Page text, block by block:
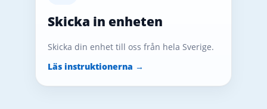
Skicka in enheten
Skicka din enhet till oss från hela Sverige.
Läs instruktionerna →